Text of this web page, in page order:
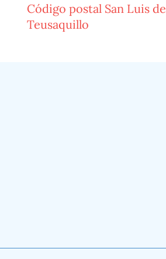
Código postal San Luis de
Teusaquillo